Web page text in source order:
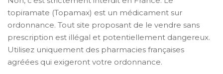
topiramate (Topamax) est un médicament sur
ordonnance. Tout site proposant de le vendre sans
prescription est illégal et potentiellement dangereux.
Utilisez uniquement des pharmacies françaises
agréées qui exigeront votre ordonnance.